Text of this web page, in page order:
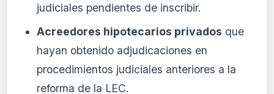
judiciales pendientes de inscribir.
Acreedores hipotecarios privados que
hayan obtenido adjudicaciones en
procedimientos judiciales anteriores a la
reforma de la LEC.